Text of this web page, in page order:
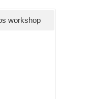
workshop